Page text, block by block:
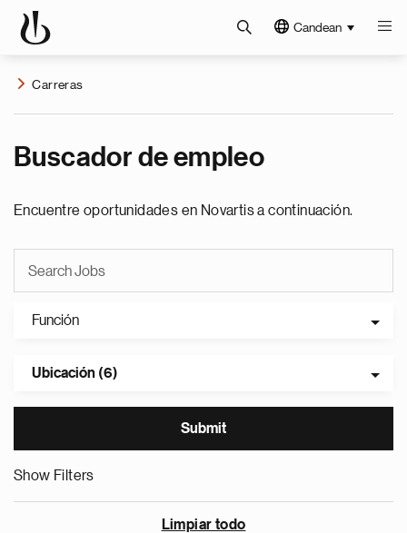
Candean
Carreras
Buscador de empleo
Encuentre oportunidades en Novartis a continuación.
Función
Ubicación (6)
Show Filters
Limpiar todo